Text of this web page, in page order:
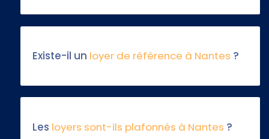
Existe-il un loyer de référence à Nantes ?
Les loyers sont-ils plafonnés à Nantes ?